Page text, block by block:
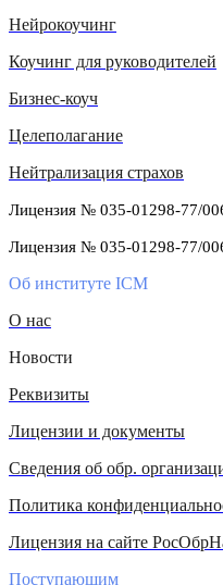
Нейрокоучинг
Коучинг для руководителей
Бизнес-коуч
Целеполагание
Нейтрализация страхов
Лицензия № 035-01298-77/
Лицензия № 035-01298-77/
Об институте ICM
О нас
Новости
Реквизиты
Лицензии и документы
Сведения об обр.
Политика
Лицензия на сайте
Поступающим